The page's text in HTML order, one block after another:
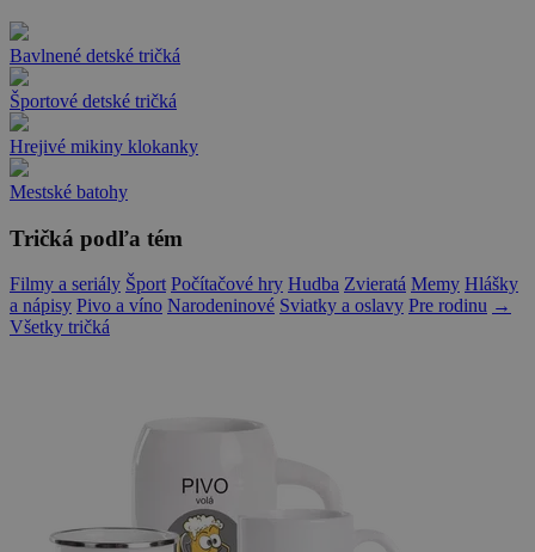
Bavlnené detské tričká
Športové detské tričká
Hrejivé mikiny klokanky
Mestské batohy
Tričká podľa tém
Filmy a seriály Šport Počítačové hry Hudba Zvieratá Memy Hlášky
a nápisy Pivo a víno Narodeninové Sviatky a oslavy Pre rodinu →
Všetky tričká